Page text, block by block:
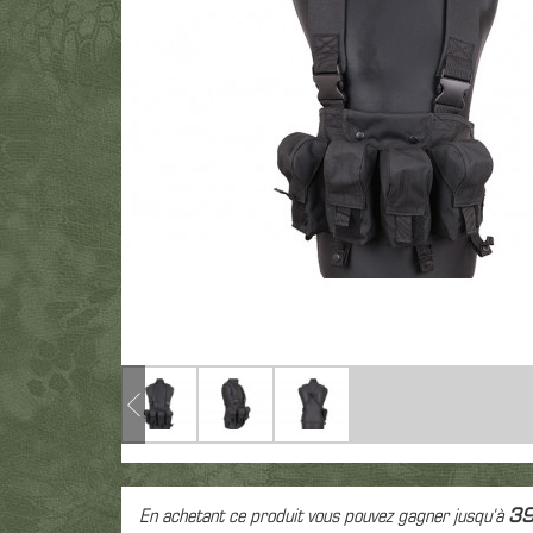
Vintage
Réplique airsoft spring
En achetant ce produit vous pouvez gagner jusqu'à39